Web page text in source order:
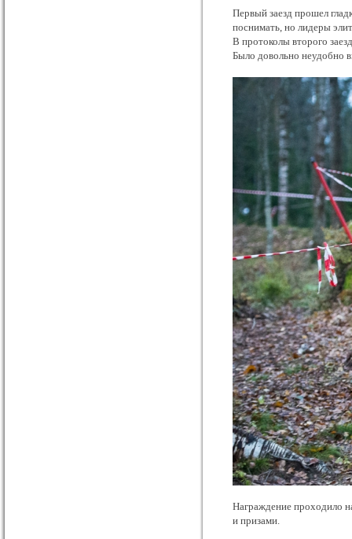
Первый заезд прошел
поснимать, но лидеры
В протоколы второго
Было довольно неудобно
Награждение проходило
и призами.